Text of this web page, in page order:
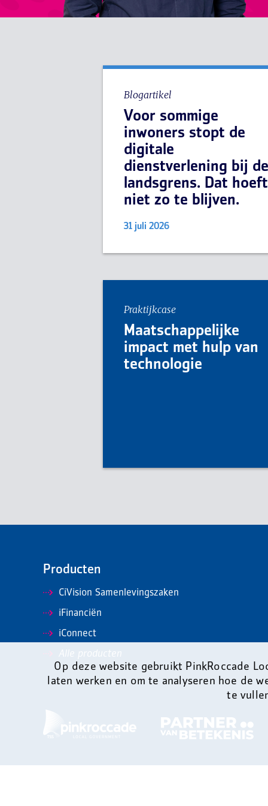
Blogartikel
Voor sommige
inwoners stopt de
digitale
dienstverlening bij de
landsgrens. Dat hoeft
niet zo te blijven.
31 juli 2026
Praktijkcase
Maatschappelijke
impact met hulp van
technologie
Op deze website gebruikt PinkRoccade
laten werken en om te analyseren hoe de
te
Producten
CiVision Samenlevingszaken
iFinanciën
iConnect
Alle producten